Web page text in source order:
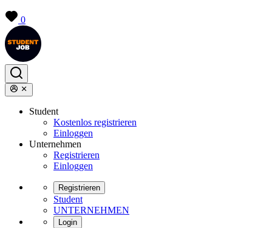
0
Student
Kostenlos registrieren
Einloggen
Unternehmen
Registrieren
Einloggen
Registrieren
Student
UNTERNEHMEN
Login